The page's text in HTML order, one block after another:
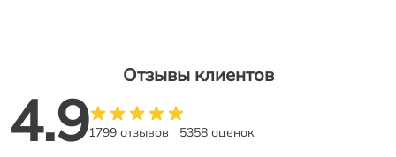
Отзывы клиентов
4.91799 отзывов 5358 оценок